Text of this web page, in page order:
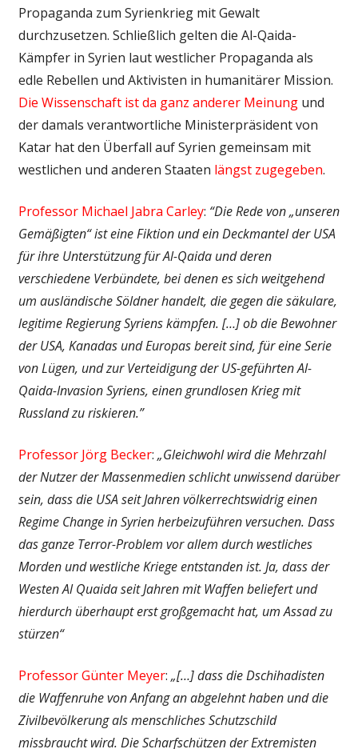
Propaganda zum Syrienkrieg mit Gewalt
durchzusetzen. Schließlich gelten die Al-Qaida-
Kämpfer in Syrien laut westlicher Propaganda als
edle Rebellen und Aktivisten in humanitärer Mission.
Die Wissenschaft ist da ganz anderer Meinungund
der damals verantwortliche Ministerpräsident von
Katar hat den Überfall auf Syrien gemeinsam mit
westlichen und anderen Staaten längst zugegeben.
Professor Michael Jabra Carley: “Die Rede von „unseren
Gemäßigten“ ist eine Fiktion und ein Deckmantel der USA
für ihre Unterstützung für Al-Qaida und deren
verschiedene Verbündete, bei denen es sich weitgehend
um ausländische Söldner handelt, die gegen die säkulare,
legitime Regierung Syriens kämpfen. […] ob die Bewohner
der USA, Kanadas und Europas bereit sind, für eine Serie
von Lügen, und zur Verteidigung der US-geführten Al-
Qaida-Invasion Syriens, einen grundlosen Krieg mit
Russland zu riskieren.”
Professor Jörg Becker: „Gleichwohl wird die Mehrzahl
der Nutzer der Massenmedien schlicht unwissend darüber
sein, dass die USA seit Jahren völkerrechtswidrig einen
Regime Change in Syrien herbeizuführen versuchen. Dass
das ganze Terror-Problem vor allem durch westliches
Morden und westliche Kriege entstanden ist. Ja, dass der
Westen Al Quaida seit Jahren mit Waffen beliefert und
hierdurch überhaupt erst großgemacht hat, um Assad zu
stürzen“
Professor Günter Meyer: „[…] dass die Dschihadisten
die Waffenruhe von Anfang an abgelehnt haben und die
Zivilbevölkerung als menschliches Schutzschild
missbraucht wird. Die Scharfschützen der Extremisten